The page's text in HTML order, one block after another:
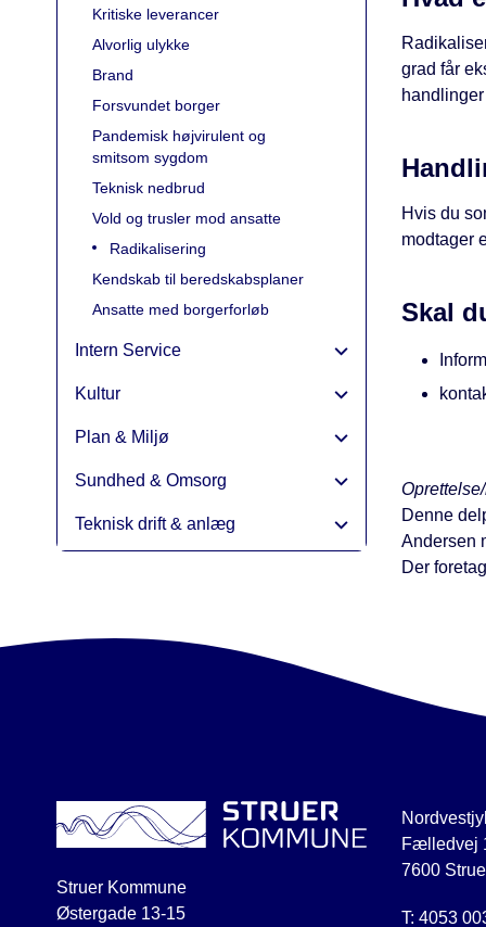
Kritiske leverancer
Alvorlig ulykke
Brand
Forsvundet borger
Pandemisk højvirulent og
smitsom sygdom
Teknisk nedbrud
Vold og trusler mod ansatte
Radikalisering
Kendskab til beredskabsplaner
Ansatte med borgerforløb
Intern Service
Kultur
Plan & Miljø
Sundhed & Omsorg
Teknisk drift & anlæg
grad får
Hvis du
modtager
Skal
Denne
Andersen
Der
Struer Kommune
Østergade 13-15
Fælledvej
7600
T: 4053